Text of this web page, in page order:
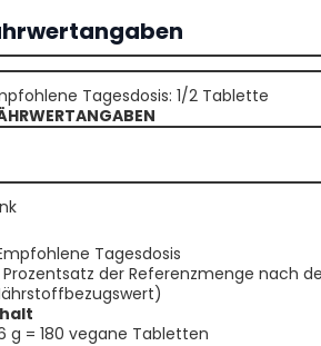
Tagesdosis: 1/2 Tablette
Tagesdosis
der Referenzmenge nach
g = 180 vegane Tabletten